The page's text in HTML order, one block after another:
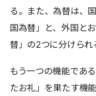
る。また、為替は、
国為替」と、外国と
替」の2つに分けられ
もう一つの機能であ
たお礼」を果たす機